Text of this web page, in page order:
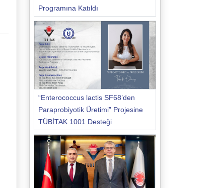
Programına Katıldı
“Enterococcus lactis SF68’den
Paraprobiyotik Üretimi” Projesine
TÜBİTAK 1001 Desteği